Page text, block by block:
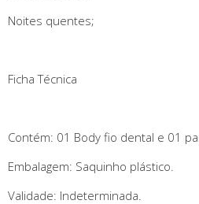
Noites quentes;
Ficha Técnica
Contém: 01 Body fio dental e 01
Embalagem: Saquinho plástico.
Validade: Indeterminada.